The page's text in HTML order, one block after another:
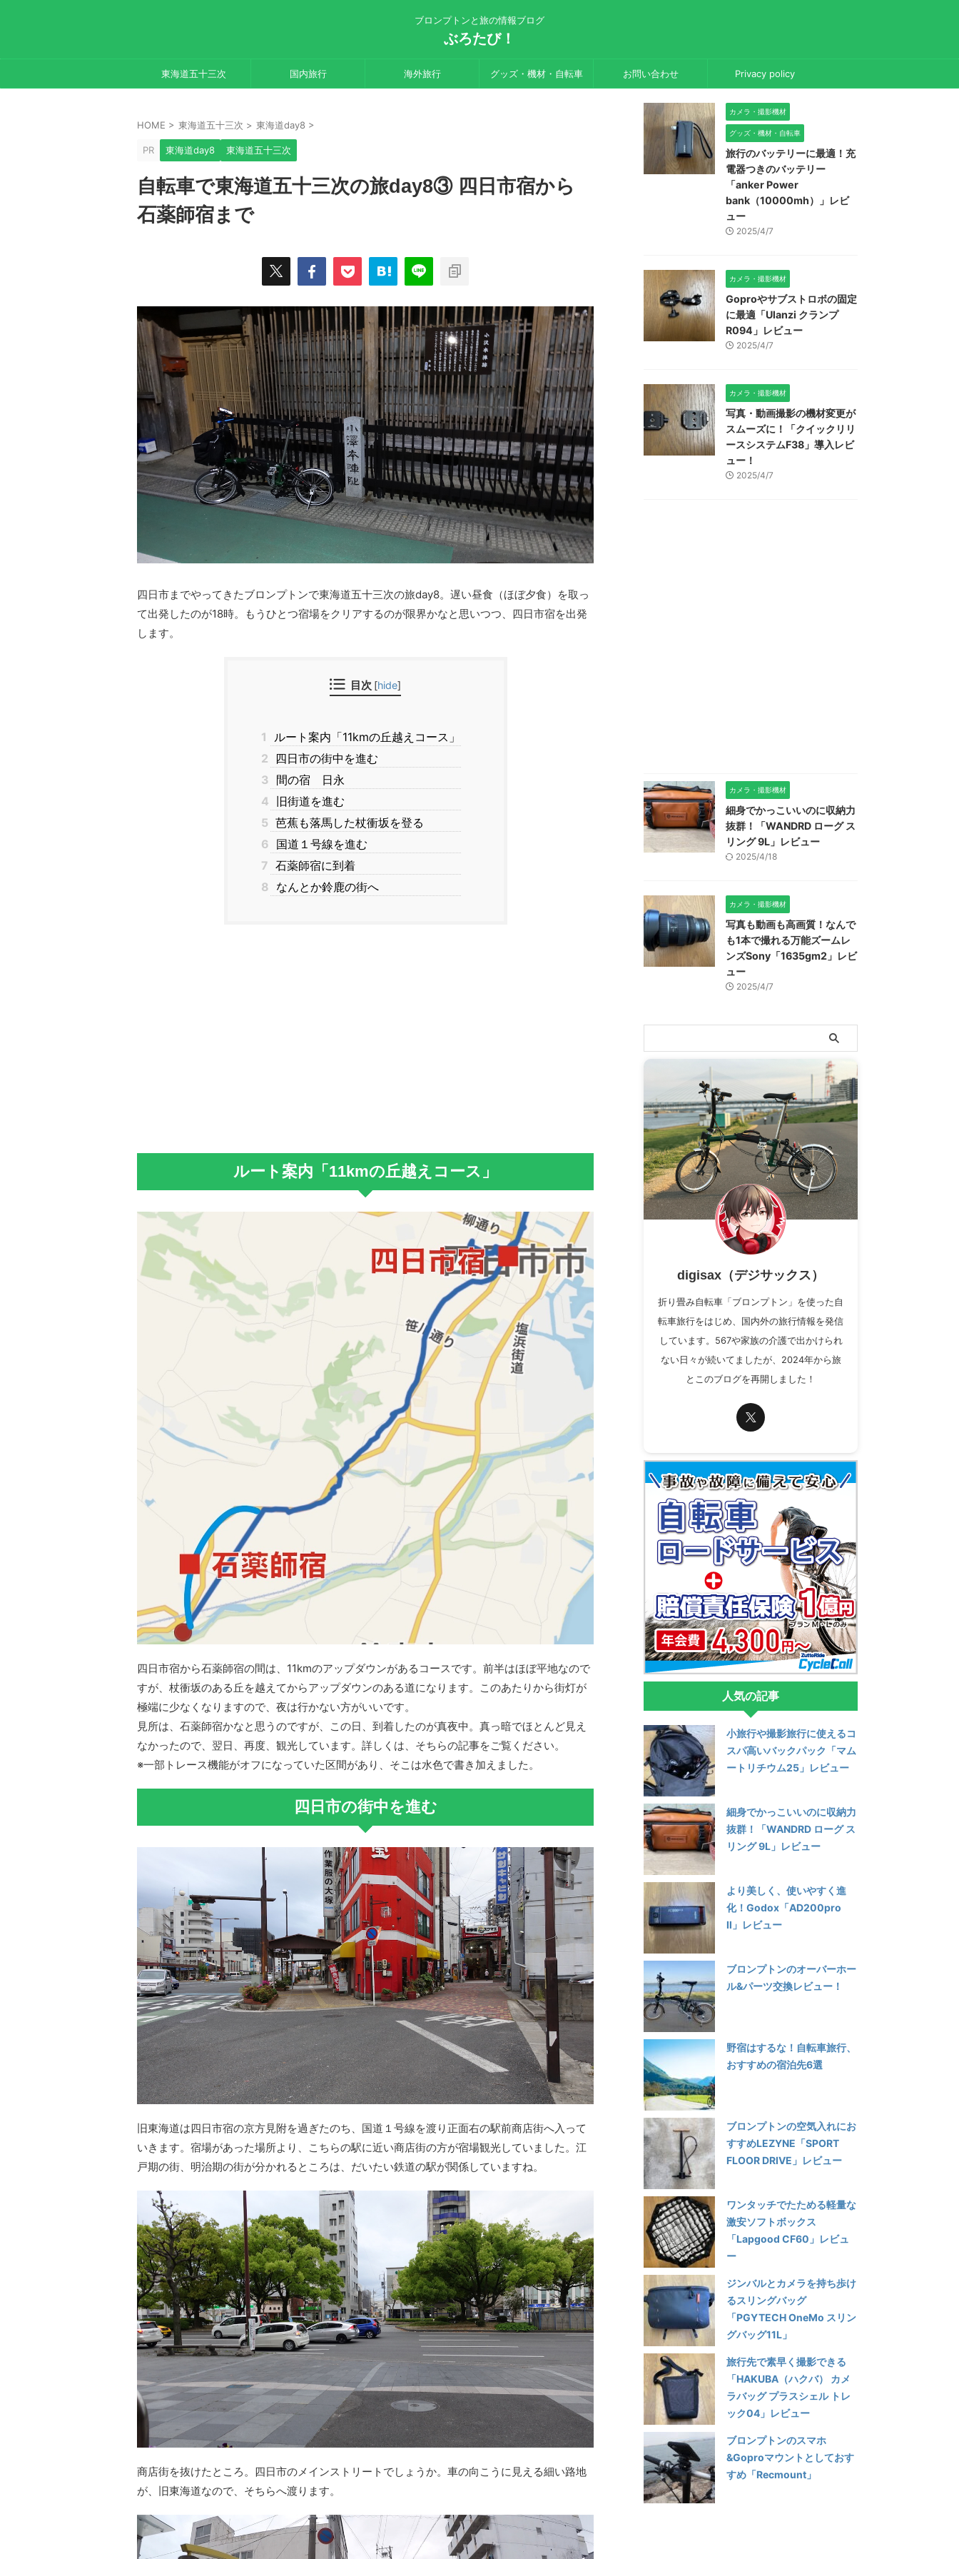
ブロンプトンと旅の情報ブログ
ぶろたび！
東海道五十三次 国内旅行 海外旅行 グッズ・機材・自転車 お問い合わせ Privacy policy
HOME > 東海道五十三次 > 東海道day8 >
PR 東海道day8 東海道五十三次
自転車で東海道五十三次の旅day8③ 四日市宿から
石薬師宿まで
四日市までやってきたブロンプトンで東海道五十三次の旅day8。遅い昼食（ほぼ夕食）を取っ
て出発したのが18時。もうひとつ宿場をクリアするのが限界かなと思いつつ、四日市宿を出発
します。
目次 [hide]
1
ルート案内「11kmの丘越えコース」
2
四日市の街中を進む
3 間の宿 日永
4 旧街道を進む
5 芭蕉も落馬した杖衝坂を登る
6 国道１号線を進む
7 石薬師宿に到着
8 なんとか鈴鹿の街へ
ルート案内「11kmの丘越えコース」
四日市宿から石薬師宿の間は、11kmのアップダウンがあるコースです。前半はほぼ平地なので
すが、杖衝坂のある丘を越えてからアップダウンのある道になります。このあたりから街灯が
極端に少なくなりますので、夜は行かない方がいいです。
見所は、石薬師宿かなと思うのですが、この日、到着したのが真夜中。真っ暗でほとんど見え
なかったので、翌日、再度、観光しています。詳しくは、そちらの記事をご覧ください。
※一部トレース機能がオフになっていた区間があり、そこは水色で書き加えました。
四日市の街中を進む
旧東海道は四日市宿の京方見附を過ぎたのち、国道１号線を渡り正面右の駅前商店街へ入って
いきます。宿場があった場所より、こちらの駅に近い商店街の方が宿場観光していました。江
戸期の街、明治期の街が分かれるところは、だいたい鉄道の駅が関係していますね。
商店街を抜けたところ。四日市のメインストリートでしょうか。車の向こうに見える細い路地
が、旧東海道なので、そちらへ渡ります。
カメラ・撮影機材
グッズ・機材・自転車
旅行のバッテリーに最適！充
電器つきのバッテリー
「anker Power
bank（10000mh）」レビ
ュー
2025/4/7
カメラ・撮影機材
Goproやサブストロボの固定
に最適「Ulanzi クランプ
R094」レビュー
2025/4/7
カメラ・撮影機材
写真・動画撮影の機材変更が
スムーズに！「クイックリリ
ースシステムF38」導入レビ
ュー！
2025/4/7
カメラ・撮影機材
細身でかっこいいのに収納力
抜群！「WANDRD ローグ ス
リング 9L」レビュー
2025/4/18
カメラ・撮影機材
写真も動画も高画質！なんで
も1本で撮れる万能ズームレ
ンズSony「1635gm2」レビ
ュー
2025/4/7
digisax（デジサックス）
折り畳み自転車「ブロンプトン」を使った自
転車旅行をはじめ、国内外の旅行情報を発信
しています。567や家族の介護で出かけられ
ない日々が続いてましたが、2024年から旅
とこのブログを再開しました！
人気の記事
小旅行や撮影旅行に使えるコ
スパ高いバックパック「マム
ートリチウム25」レビュー
細身でかっこいいのに収納力
抜群！「WANDRD ローグ ス
リング 9L」レビュー
より美しく、使いやすく進
化！Godox「AD200pro
Ⅱ」レビュー
ブロンプトンのオーバーホー
ル&パーツ交換レビュー！
野宿はするな！自転車旅行、
おすすめの宿泊先6選
ブロンプトンの空気入れにお
すすめLEZYNE「SPORT
FLOOR DRIVE」レビュー
ワンタッチでたためる軽量な
激安ソフトボックス
「Lapgood CF60」レビュ
ー
ジンバルとカメラを持ち歩け
るスリングバッグ
「PGYTECH OneMo スリン
グバッグ11L」
旅行先で素早く撮影できる
「HAKUBA（ハクバ） カメ
ラバッグ プラスシェル トレ
ック04」レビュー
ブロンプトンのスマホ
&Goproマウントとしておす
すめ「Recmount」